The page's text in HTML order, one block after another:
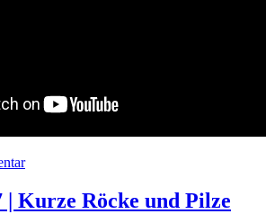
zu Volvicast 0052 #420 Special 2022 |
Armee und Bubatz Legalisierung
| Kurze Röcke und Pilze